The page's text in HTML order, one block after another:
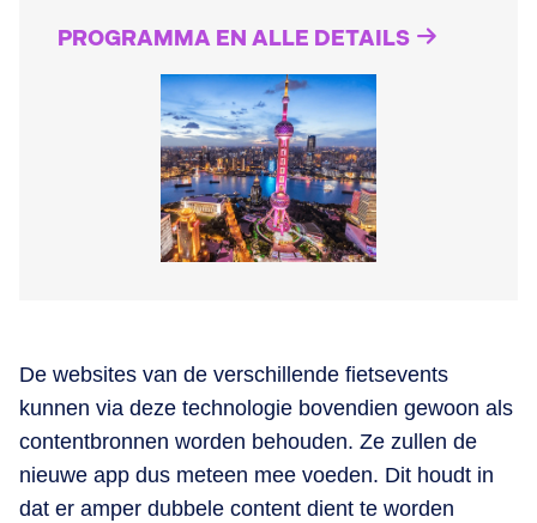
PROGRAMMA EN ALLE DETAILS
De websites van de verschillende fietsevents
kunnen via deze technologie bovendien gewoon als
contentbronnen worden behouden. Ze zullen de
nieuwe app dus meteen mee voeden. Dit houdt in
dat er amper dubbele content dient te worden